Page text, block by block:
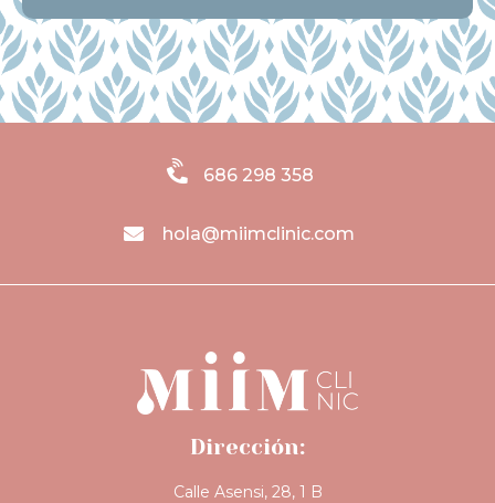
686 298 358
hola@miimclinic.com
Dirección:
Calle Asensi, 28, 1 B